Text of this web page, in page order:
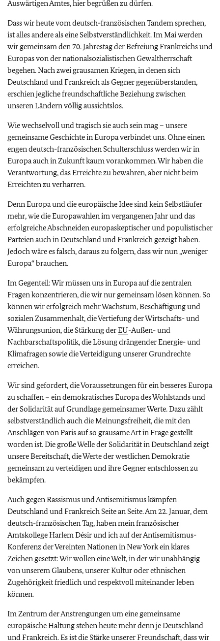
Auswärtigen Amtes, hier begrüßen zu dürfen.
Dass wir heute vom deutsch-französischen Tandem sprechen,
ist alles andere als eine Selbstverständlichkeit. Im Mai werden
wir gemeinsam den 70. Jahrestag der Befreiung Frankreichs und
Europas von der nationalsozialistischen Gewaltherrschaft
begehen. Nach zwei grausamen Kriegen, in denen sich
Deutschland und Frankreich als Gegner gegenüberstanden,
erschien jegliche freundschaftliche Beziehung zwischen
unseren Ländern völlig aussichtslos.
Wie wechselvoll und tragisch sie auch sein mag – unsere
gemeinsame Geschichte in Europa verbindet uns. Ohne einen
engen deutsch-französischen Schulterschluss werden wir in
Europa auch in Zukunft kaum vorankommen. Wir haben die
Verantwortung, das Erreichte zu bewahren, aber nicht beim
Erreichten zu verharren.
Denn Europa und die europäische Idee sind kein Selbstläufer
mehr, wie die Europawahlen im vergangenen Jahr und das
erfolgreiche Abschneiden europaskeptischer und populistischer
Parteien auch in Deutschland und Frankreich gezeigt haben.
Jedoch wäre es falsch, daraus zu folgern, dass wir nun „weniger
Europa“ brauchen.
Im Gegenteil: Wir müssen uns in Europa auf die zentralen
Fragen konzentrieren, die wir nur gemeinsam lösen können. So
können wir erfolgreich mehr Wachstum, Beschäftigung und
sozialen Zusammenhalt, die Vertiefung der Wirtschafts- und
Währungsunion, die Stärkung derEU-Außen- und
Nachbarschaftspolitik, die Lösung drängender Energie- und
Klimafragen sowie die Verteidigung unserer Grundrechte
erreichen.
Wir sind gefordert, die Voraussetzungen für ein besseres Europa
zu schaffen – ein demokratisches Europa des Wohlstands und
der Solidarität auf Grundlage gemeinsamer Werte. Dazu zählt
selbstverständlich auch die Meinungsfreiheit, die mit den
Anschlägen von Paris auf so grausame Art in Frage gestellt
worden ist. Die große Welle der Solidarität in Deutschland zeigt
unsere Bereitschaft, die Werte der westlichen Demokratie
gemeinsam zu verteidigen und ihre Gegner entschlossen zu
bekämpfen.
Auch gegen Rassismus und Antisemitismus kämpfen
Deutschland und Frankreich Seite an Seite. Am 22. Januar, dem
deutsch-französischen Tag, haben mein französischer
Amtskollege Harlem Désir und ich auf der Antisemitismus-
Konferenz der Vereinten Nationen in New York ein klares
Zeichen gesetzt: Wir wollen eine Welt, in der wir unabhängig
von unserem Glaubens, unserer Kultur oder ethnischen
Zugehörigkeit friedlich und respektvoll miteinander leben
können.
Im Zentrum der Anstrengungen um eine gemeinsame
europäische Haltung stehen heute mehr denn je Deutschland
und Frankreich. Es ist die Stärke unserer Freundschaft, dass wir